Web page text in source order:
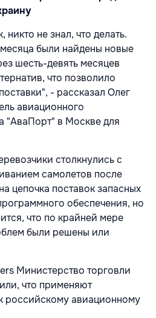
не знал, что делать.
были найдены новые
шесть-девять месяцев
что позволило
- рассказал Олег
авиационного
"АваПорт" в Москве для
столкнулись с
самолетов после
цепочка поставок запасных
обеспечения, но
что по крайней мере
были решены или
Министерство торговли
что применяют
российскому авиационному